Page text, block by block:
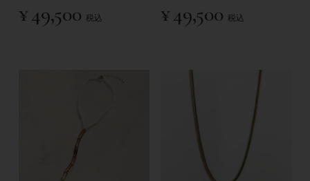
¥49,500 税込 ¥49,500 税込